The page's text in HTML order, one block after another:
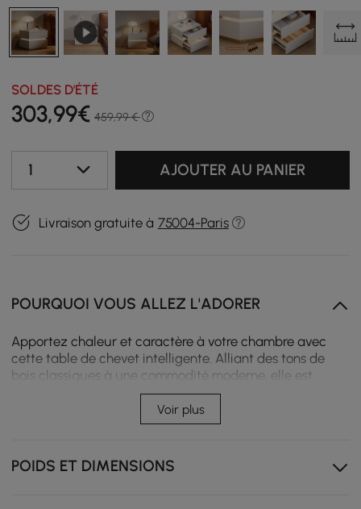
SOLDES D'ÉTÉ
303,99€ 459,99 €
1 AJOUTER AU PANIER
Livraison gratuite à 75004-Paris
POURQUOI VOUS ALLEZ L'ADORER
Apportez chaleur et caractère à votre chambre avec
cette table de chevet intelligente. Alliant des tons de
bois classiques à une commodité moderne, elle est
dotée d'une station de charge intégrée, d'un éclairage
LED d'ambiance et de rangements généreux. C'est la
solution idéale pour créer un espace de nuit à la fois
La station de recharge intégrée, équipée de ports USB,
Voir plus
POIDS ET DIMENSIONS